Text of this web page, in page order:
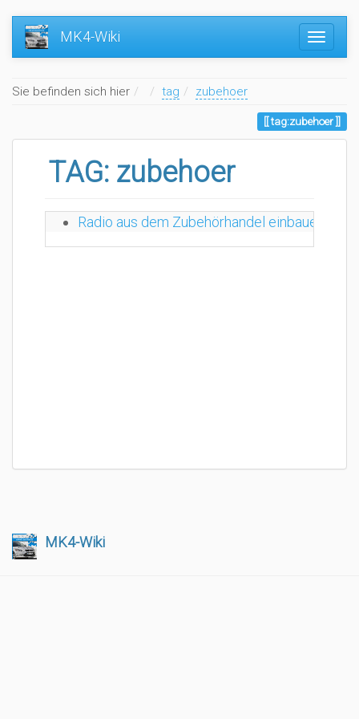
MK4-Wiki
Sie befinden sich hier Home
tag zubehoer
tag:zubehoer
TAG: zubehoer
Radio aus dem Zubehörhandel einbauen
MK4-Wiki